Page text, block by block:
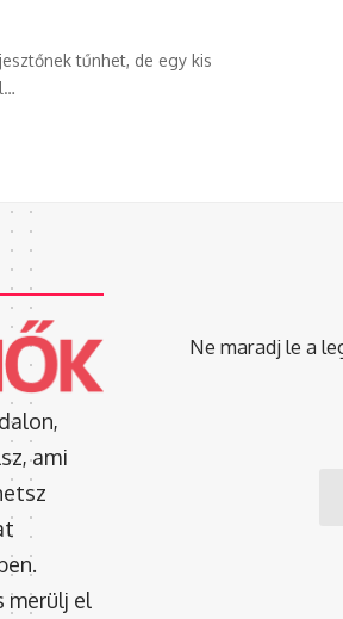
tűnhet, de egy kis
…
ami
merülj el
Ne maradj le a